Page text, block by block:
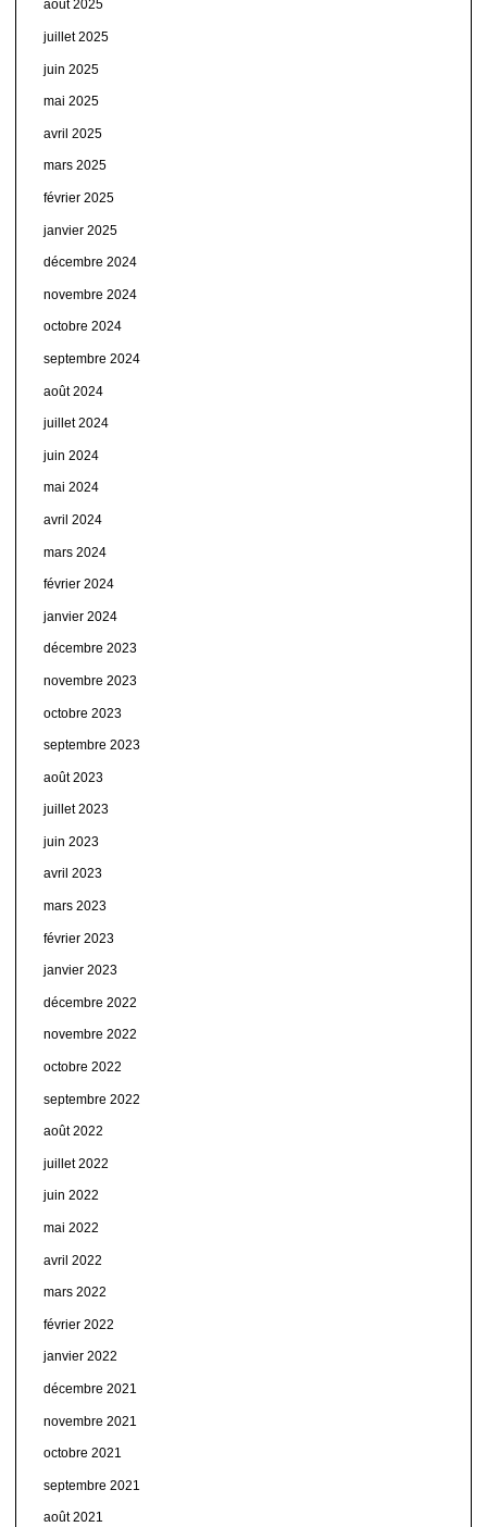
août 2025
juillet 2025
juin 2025
mai 2025
avril 2025
mars 2025
février 2025
janvier 2025
décembre 2024
novembre 2024
octobre 2024
septembre 2024
août 2024
juillet 2024
juin 2024
mai 2024
avril 2024
mars 2024
février 2024
janvier 2024
décembre 2023
novembre 2023
octobre 2023
septembre 2023
août 2023
juillet 2023
juin 2023
avril 2023
mars 2023
février 2023
janvier 2023
décembre 2022
novembre 2022
octobre 2022
septembre 2022
août 2022
juillet 2022
juin 2022
mai 2022
avril 2022
mars 2022
février 2022
janvier 2022
décembre 2021
novembre 2021
octobre 2021
septembre 2021
août 2021